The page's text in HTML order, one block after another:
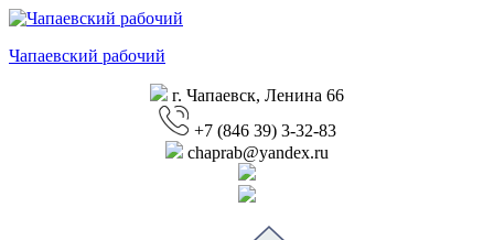
Перейти
содержимому
Чапаевский рабочий
г. Чапаевск, Ленина 66
+7 (846 39) 3-32-83
chaprab@yandex.ru